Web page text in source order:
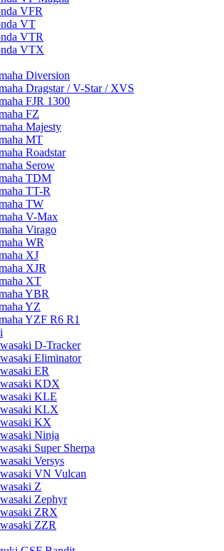
VFR
VT
VTR
VTX
Diversion
Dragstar / V-Star / XVS
FJR 1300
FZ
Majesty
MT
Roadstar
Serow
TDM
TT-R
TW
V-Max
Virago
WR
XJ
XJR
XT
YBR
YZ
YZF R6 R1
D-Tracker
Eliminator
ER
KDX
KLE
KLX
KX
Ninja
Super Sherpa
Versys
VN Vulcan
Z
Zephyr
ZRX
ZZR